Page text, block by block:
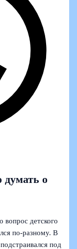
думать о
вопрос детского
по‑разному. В
под